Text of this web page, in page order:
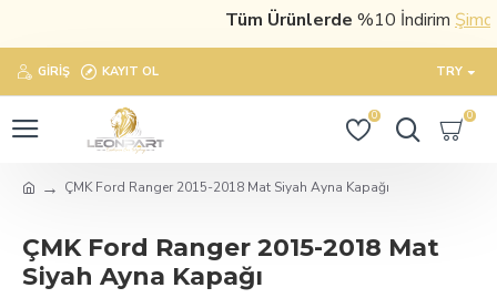
Tüm Ürünlerde%10 İndirimŞimdi
GIRIŞ KAYIT OL TRY
0 0
ÇMK Ford Ranger 2015-2018 Mat Siyah Ayna Kapağı
ÇMK Ford Ranger 2015-2018 Mat
Siyah Ayna Kapağı